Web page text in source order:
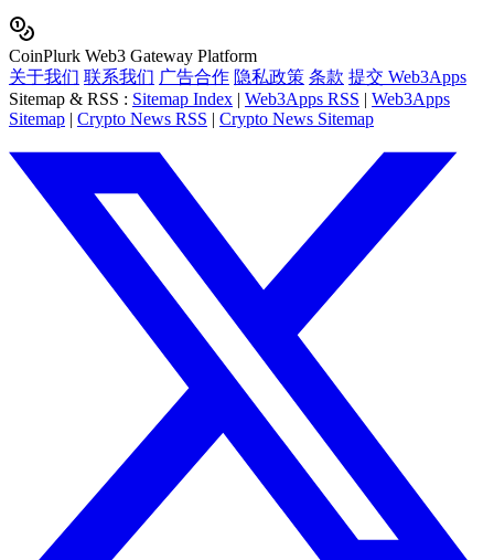
CoinPlurk Web3 Gateway Platform
关于我们 联系我们 广告合作 隐私政策 条款 提交 Web3Apps
Sitemap & RSS : Sitemap Index | Web3Apps RSS | Web3Apps
Sitemap | Crypto News RSS | Crypto News Sitemap